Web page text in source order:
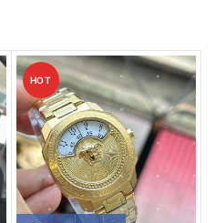
HOT